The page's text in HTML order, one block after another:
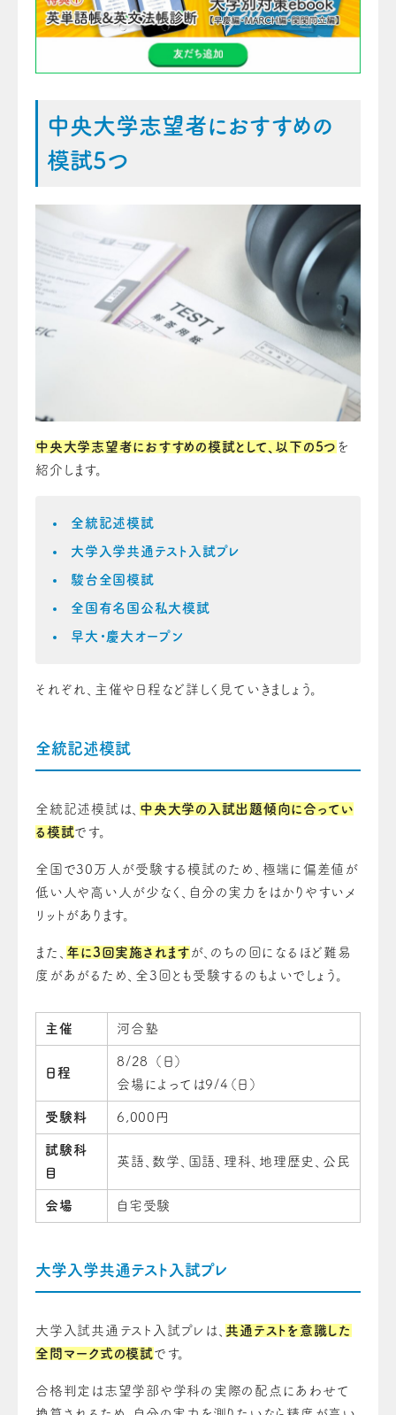
中央大学志望者におすすめの
模試5つ
中央大学志望者におすすめの模試として、以下の5つ を
紹介します。
全統記述模試
大学入学共通テスト入試プレ
駿台全国模試
全国有名国公私大模試
早大・慶大オープン
それぞれ、主催や日程など詳しく見ていきましょう。
全統記述模試
全統記述模試は、 中央大学の入試出題傾向に合ってい
る模試です。
全国で30万人が受験する模試のため、極端に偏差値が
低い人や高い人が少なく、自分の実力をはかりやすいメ
リットがあります。
また、 年に3回実施されます が、のちの回になるほど難易
度があがるため、全3回とも受験するのもよいでしょう。
主催 河合塾
日程
8/28 （日）
会場によっては9/4（日）
受験料 6,000円
試験科
目
英語、数学、国語、理科、地理歴史、公民
会場 自宅受験
大学入学共通テスト入試プレ
大学入試共通テスト入試プレは、 共通テストを意識した
全問マーク式の模試 です。
合格判定は志望学部や学科の実際の配点にあわせて